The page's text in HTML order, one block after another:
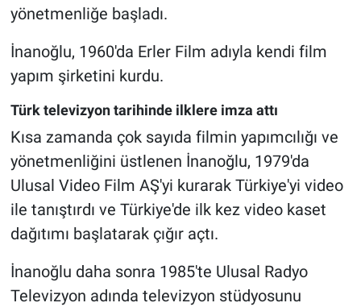
yönetmenliğe başladı.
İnanoğlu, 1960'da Erler Film adıyla kendi film
yapım şirketini kurdu.
Türk televizyon tarihinde ilklere imza attı
Kısa zamanda çok sayıda filmin yapımcılığı ve
yönetmenliğini üstlenen İnanoğlu, 1979'da
Ulusal Video Film AŞ'yi kurarak Türkiye'yi video
ile tanıştırdı ve Türkiye'de ilk kez video kaset
dağıtımı başlatarak çığır açtı.
İnanoğlu daha sonra 1985'te Ulusal Radyo
Televizyon adında televizyon stüdyosunu